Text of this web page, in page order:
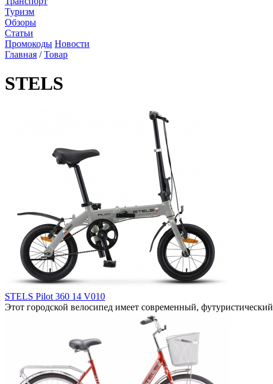
Туризм
Обзоры
Статьи
Промокоды Новости
Главная /Товар
STELS
STELS Pilot 360 14 V010
Этот городской велосипед имеет современный,